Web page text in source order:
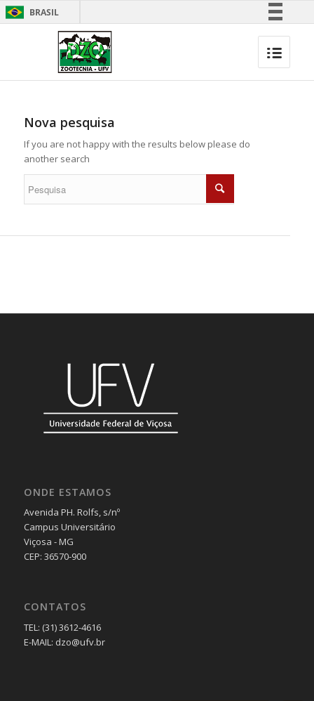
BRASIL
Canais
Nova pesquisa
If you are not happy with the results below please do
another search
ONDE ESTAMOS
Avenida PH. Rolfs, s/nº
Campus Universitário
Viçosa - MG
CEP: 36570-900
CONTATOS
TEL: (31) 3612-4616
E-MAIL: dzo@ufv.br